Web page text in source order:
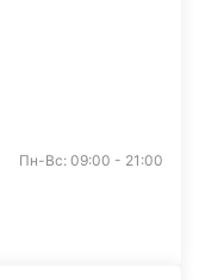
Пн-Вс: 09:00 - 21:00